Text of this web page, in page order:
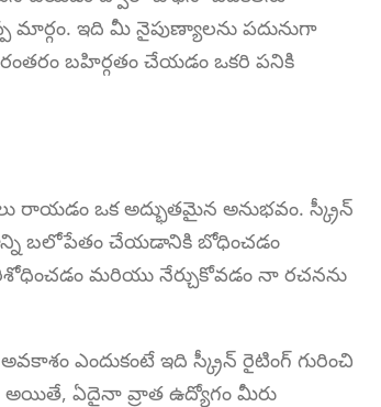
మార్గం. ఇది మీ నైపుణ్యాలను పదునుగా
బహిర్గతం చేయడం ఒకరి పనికి
రాయడం ఒక అద్భుతమైన అనుభవం. స్క్రీన్
బలోపేతం చేయడానికి బోధించడం
మరియు నేర్చుకోవడం నా రచనను
ఎందుకంటే ఇది స్క్రీన్ రైటింగ్ గురించి
అయితే, ఏదైనా వ్రాత ఉద్యోగం మీరు